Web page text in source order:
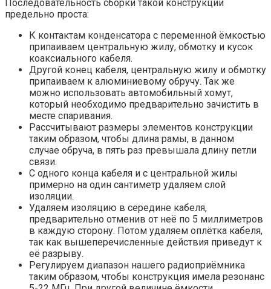
Последовательность сборки такой конструкции
предельно проста:
К контактам конденсатора с переменной ёмкостью
припаиваем центральную жилу, обмотку и кусок
коаксиального кабеля.
Другой конец кабеля, центральную жилу и обмотку
припаиваем к алюминиевому обручу. Так же
можно использовать автомобильный хомут,
который необходимо предварительно зачистить в
месте спаривания.
Рассчитывают размеры элементов конструкции
таким образом, чтобы длина рамы, в данном
случае обруча, в пять раз превышала длину петли
связи.
С одного конца кабеля и с центральной жилы
примерно на один сантиметр удаляем слой
изоляции.
Удаляем изоляцию в середине кабеля,
предварительно отменив от неё по 5 миллиметров
в каждую сторону. Потом удаляем оплётка кабеля,
так как вышеперечисленные действия приведут к
её разрыву.
Регулируем диапазон нашего радиоприёмника
таким образом, чтобы конструкция имела резонанс